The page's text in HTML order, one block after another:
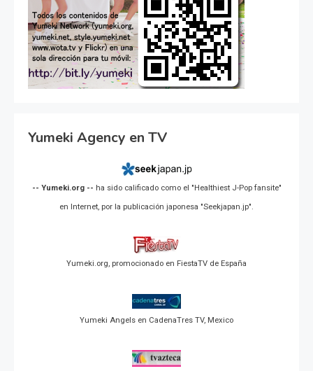
Yumeki Agency en TV
-- Yumeki.org -- ha sido calificado como el "Healthiest J-Pop fansite"
en Internet, por la publicación japonesa "Seekjapan.jp".
Yumeki.org, promocionado en FiestaTV de España
Yumeki Angels en CadenaTres TV, Mexico